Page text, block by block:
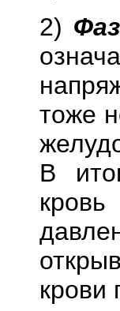
2)
тоже
В
крови